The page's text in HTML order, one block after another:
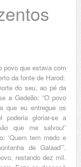
povo que estava com
da fonte de Harod;
do seu, ao pé da
a Gedeão: “O povo
que eu entregue os
poderia gloriar-se a
que me salvou!’
‘Quem tem medo e
de Galaad’”.
restando dez mil.